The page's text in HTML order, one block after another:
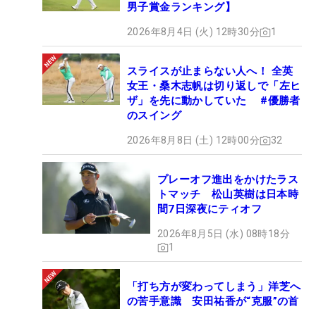
男子賞金ランキング】
2026年8月4日 (火) 12時30分 1
スライスが止まらない人へ！ 全英
女王・桑木志帆は切り返しで「左ヒ
ザ」を先に動かしていた #優勝者
のスイング
2026年8月8日 (土) 12時00分 32
プレーオフ進出をかけたラス
トマッチ 松山英樹は日本時
間7日深夜にティオフ
2026年8月5日 (水) 08時18分
1
「打ち方が変わってしまう」洋芝へ
の苦手意識 安田祐香が“克服”の首